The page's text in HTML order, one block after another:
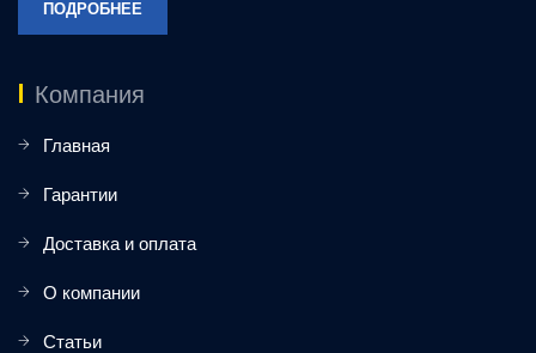
ПОДРОБНЕЕ
Компания
Главная
Гарантии
Доставка и оплата
О компании
Статьи